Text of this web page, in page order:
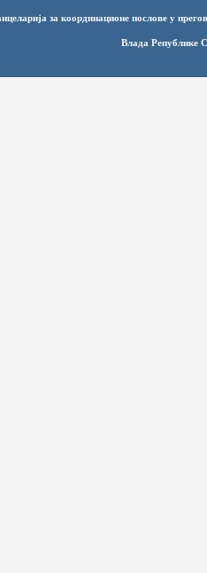
за координационе послове у
Влада Републике